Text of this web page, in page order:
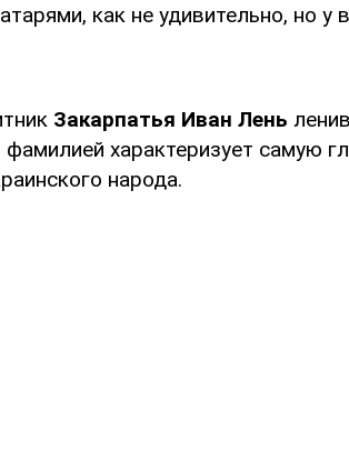
как не удивительно, но у
Закарпатья Иван Лень
фамилией характеризует самую
народа.